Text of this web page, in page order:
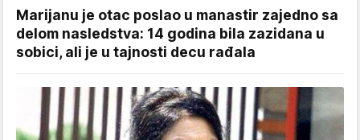
Marijanu je otac poslao u manastir zajedno sa
delom nasledstva: 14 godina bila zazidana u
sobici, ali je u tajnosti decu rađala